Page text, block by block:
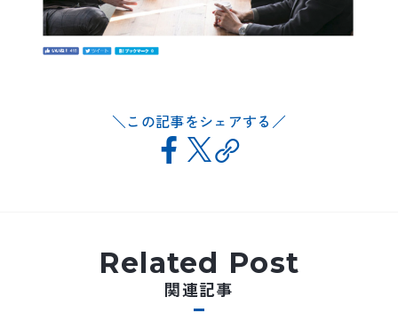
この記事をシェアする
Related Post
関連記事